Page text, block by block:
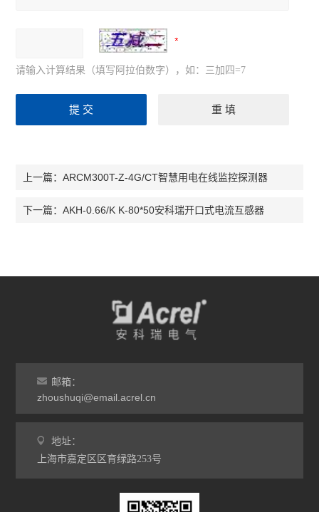
请输入计算结果（填写阿拉伯数字），如：三加四=7
上一篇：ARCM300T-Z-4G/CT智慧用电在线监控探测器
下一篇：AKH-0.66/K K-80*50安科瑞开口式电流互感器
邮箱：
zhoushuqi@email.acrel.cn
地址：
上海市嘉定区区育绿路253号